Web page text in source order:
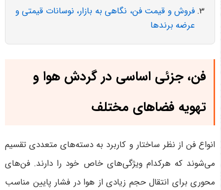
فروش و قیمت فن، نگاهی به بازار، نوسانات قیمتی و
عرضه برندها
فن، جزئی اساسی در گردش هوا و
تهویه فضاهای مختلف
انواع فن از نظر ساختار و کاربرد به دسته‌های متعددی تقسیم
می‌شوند که هرکدام ویژگی‌های خاص خود را دارند. فن‌های
محوری برای انتقال حجم زیادی از هوا در فشار پایین مناسب